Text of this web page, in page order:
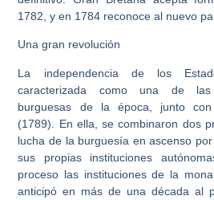
1782, y en 1784 reconoce al nuevo
Una gran revolución
La independencia de los
caracterizada como una de las
burguesas de la época, junto
(1789). En ella, se combinaron dos
lucha de la burguesía en ascenso
sus propias instituciones
proceso las instituciones de la
anticipó en más de una década al